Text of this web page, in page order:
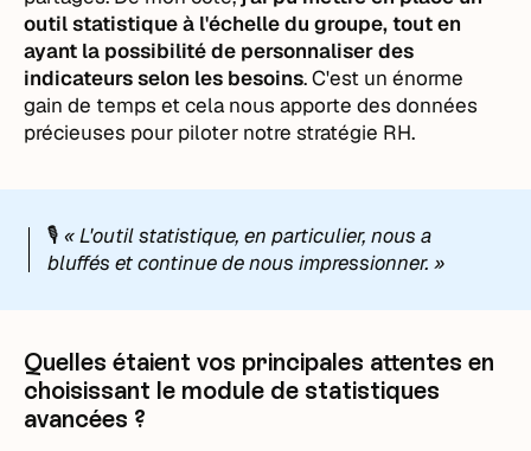
outil statistique à l'échelle du groupe, tout en
ayant la possibilité de personnaliser des
indicateurs selon les besoins. C'est un énorme
gain de temps et cela nous apporte des données
précieuses pour piloter notre stratégie RH.
🎙️ « L'outil statistique, en particulier, nous a
bluffés et continue de nous impressionner. »
Quelles étaient vos principales attentes en
choisissant le module de statistiques
avancées ?